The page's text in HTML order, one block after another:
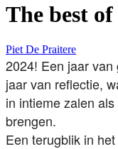
The best
Piet De Praitere
2024! Een jaar
jaar van reflectie,
in intieme zalen
brengen.
Een terugblik in